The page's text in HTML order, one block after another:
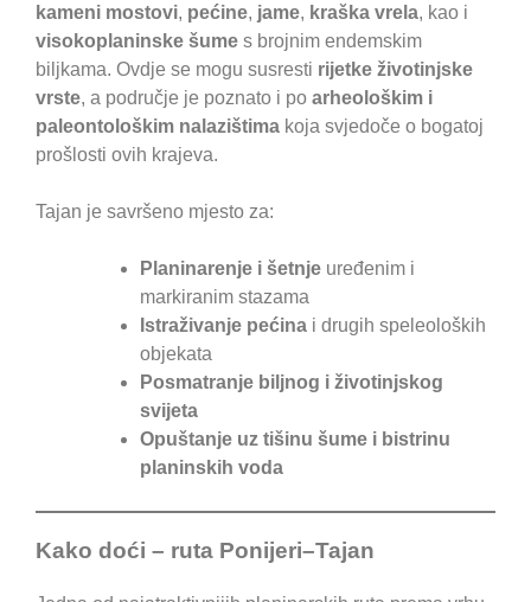
kameni mostovi, pećine, jame, kraška vrela, kao i
visokoplaninske šume s brojnim endemskim
biljkama. Ovdje se mogu susresti rijetke životinjske
vrste, a područje je poznato i po arheološkim i
paleontološkim nalazištima koja svjedoče o bogatoj
prošlosti ovih krajeva.
Tajan je savršeno mjesto za:
Planinarenje i šetnje uređenim i
markiranim stazama
Istraživanje pećina i drugih speleoloških
objekata
Posmatranje biljnog i životinjskog
svijeta
Opuštanje uz tišinu šume i bistrinu
planinskih voda
Kako doći – ruta Ponijeri–Tajan